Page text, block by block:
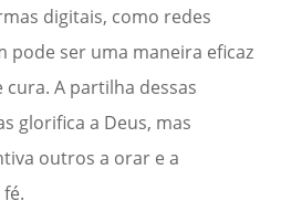
digitais, como redes
pode ser uma maneira eficaz
A partilha dessas
glorifica a Deus, mas
outros a orar e a